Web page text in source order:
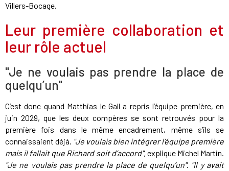
Villers-Bocage.
Leur première collaboration et
leur rôle actuel
"Je ne voulais pas prendre la place de
quelqu’un"
C’est donc quand Matthias le Gall a repris l’équipe première, en
juin 2029, que les deux compères se sont retrouvés pour la
première fois dans le même encadrement, même s’ils se
connaissaient déjà. "Je voulais bien intégrer l’équipe première
mais il fallait que Richard soit d’accord",explique Michel Martin.
"Je ne voulais pas prendre la place de quelqu’un". "Il y avait